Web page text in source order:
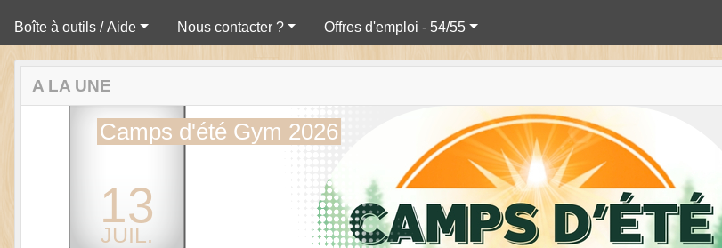
Boîte à outils / Aide Nous contacter ? Offres d'emploi - 54/55
A LA UNE
13
JUIL.
Camps d'été Gym 2026